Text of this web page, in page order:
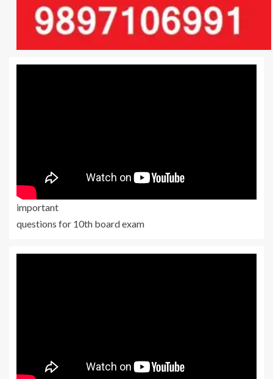
important
questions for 10th board exam